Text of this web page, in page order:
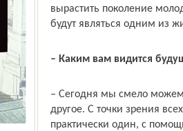
вырастить поколение
будут являться одним из
– Каким вам видится
– Сегодня мы смело можем
другое. С точки зрения
практически один, с